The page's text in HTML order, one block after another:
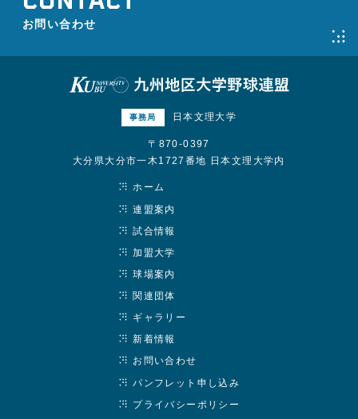
お問い合わせ
事務局 日本文理大学
〒870-0397
大分県大分市一木1727番地 日本文理大学内
ホーム
連盟案内
試合情報
加盟大学
球場案内
関連団体
ギャラリー
新着情報
お問い合わせ
パンフレット申し込み
プライバシーポリシー